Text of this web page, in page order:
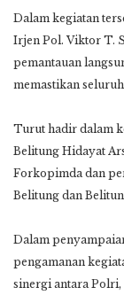
Dalam kegiatan
Irjen Pol. Viktor T.
pemantauan
memastikan
Turut hadir dalam
Belitung Hidayat
Forkopimda dan
Belitung dan
Dalam
pengamanan
sinergi antara